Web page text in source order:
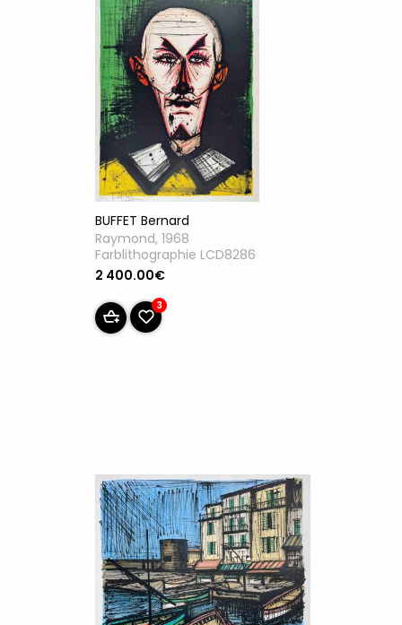
BUFFET Bernard
Raymond, 1968
Farblithographie LCD8286
2 400.00€
3